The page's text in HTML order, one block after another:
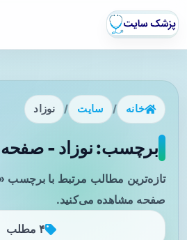
خانه / سایت / نوزاد
برچسب: نوزاد - صفحه 1
تازه‌ترین مطالب مرتبط با برچسب
صفحه مشاهده می‌کنید.
۴ مطلب